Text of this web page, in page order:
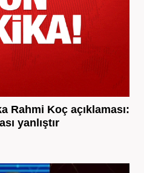
Rahmi Koç açıklaması:
yanlıştır